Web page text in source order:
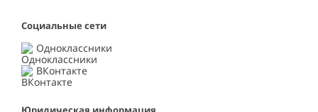
Социальные сети
Одноклассники
ВКонтакте